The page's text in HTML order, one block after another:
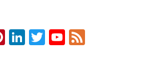
Pinterest
LinkedIn
TwitterYouTube